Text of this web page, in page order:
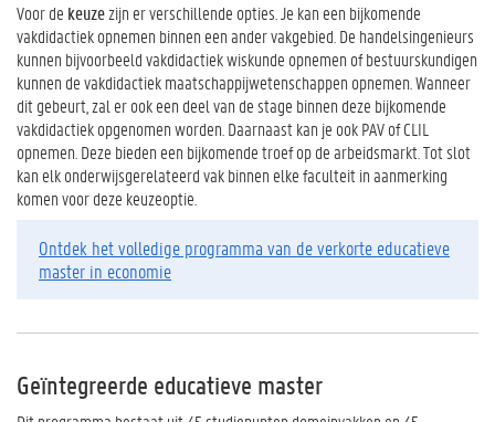
Voor de keuzezijn er verschillende opties. Je kan een bijkomende
vakdidactiek opnemen binnen een ander vakgebied. De handelsingenieurs
kunnen bijvoorbeeld vakdidactiek wiskunde opnemen of bestuurskundigen
kunnen de vakdidactiek maatschappijwetenschappen opnemen. Wanneer
dit gebeurt, zal er ook een deel van de stage binnen deze bijkomende
vakdidactiek opgenomen worden. Daarnaast kan je ook PAV of CLIL
opnemen. Deze bieden een bijkomende troef op de arbeidsmarkt. Tot slot
kan elk onderwijsgerelateerd vak binnen elke faculteit in aanmerking
komen voor deze keuzeoptie.
Ontdek het volledige programma van de verkorte educatieve
master in economie
Geïntegreerde educatieve master